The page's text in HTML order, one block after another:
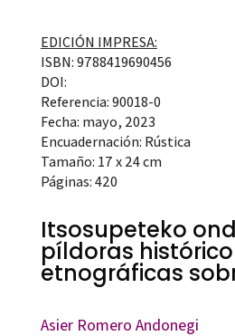
EDICIÓN IMPRESA:
ISBN: 9788419690456
DOI:
Referencia: 90018-0
Fecha: mayo, 2023
Encuadernación: Rústica
Tamaño: 17 x 24 cm
Páginas: 420
Itsosupeteko
píldoras
etnográficas
Asier Romero Andonegi